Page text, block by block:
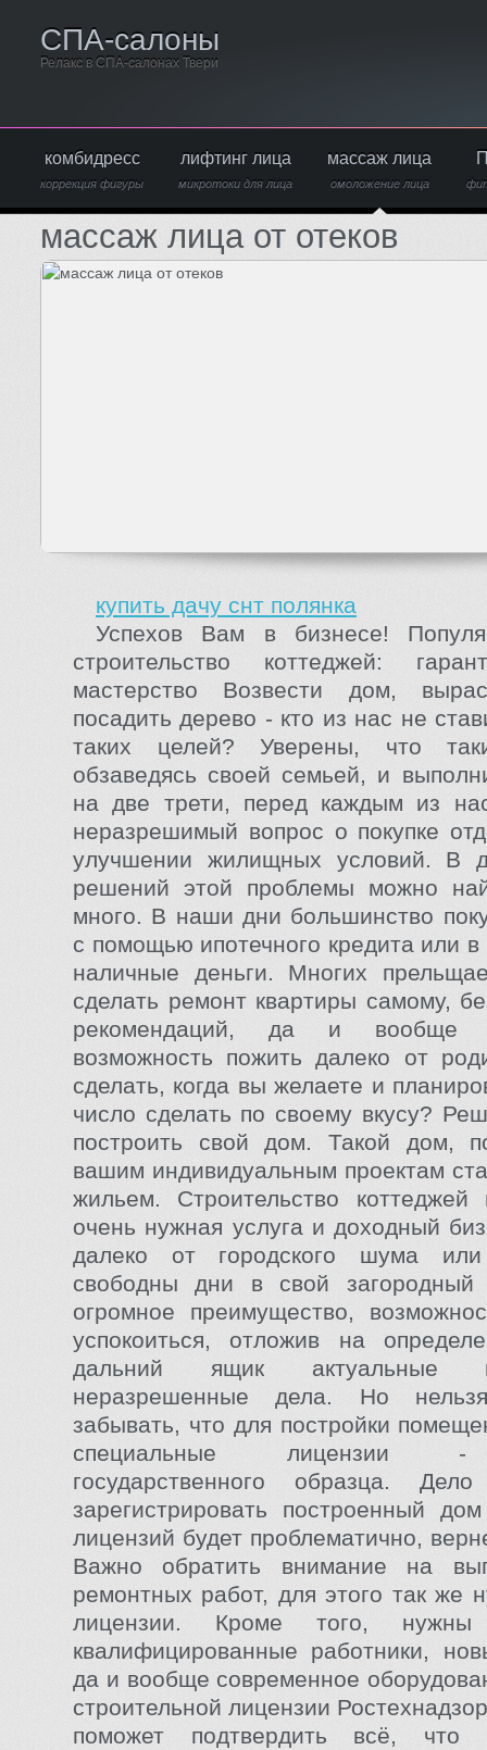
СПА-салоны
Релакс в СПА-салонах Твери
комбидресс
коррекция фигуры
лифтинг лица
микротоки для лица
массаж лица
омоложение лица
массаж лица от отеков
купить дачу снт полянка
Успехов Вам в бизнесе!
строительство коттеджей:
мастерство Возвести дом,
посадить дерево - кто из нас не
таких целей? Уверены, что
обзаведясь своей семьей, и
на две трети, перед каждым из
неразрешимый вопрос о покупке
улучшении жилищных условий. В
решений этой проблемы можно
много. В наши дни большинство
с помощью ипотечного кредита или в
наличные деньги. Многих
сделать ремонт квартиры самому,
рекомендаций, да и вообще
возможность пожить далеко от
сделать, когда вы желаете и
число сделать по своему вкусу?
построить свой дом. Такой дом,
вашим индивидуальным проектам
жильем. Строительство
очень нужная услуга и доходный
далеко от городского шума
свободны дни в свой загородный
огромное преимущество,
успокоиться, отложив на
дальний ящик актуальные
неразрешенные дела. Но
забывать, что для постройки
специальные лицензии -
государственного образца.
зарегистрировать построенный
лицензий будет проблематично,
Важно обратить внимание на
ремонтных работ, для этого так же
лицензии. Кроме того, нужны
квалифицированные работники,
да и вообще современное
строительной лицензии
поможет подтвердить всё,